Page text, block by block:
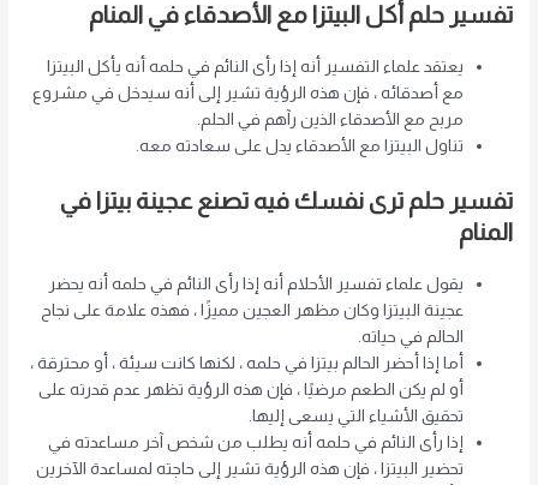
تفسير حلم أكل البيتزا مع الأصدقاء في المنام
يعتقد علماء التفسير أنه إذا رأى النائم في حلمه أنه يأكل البيتزا
مع أصدقائه ، فإن هذه الرؤية تشير إلى أنه سيدخل في مشروع
مربح مع الأصدقاء الذين رآهم في الحلم.
تناول البيتزا مع الأصدقاء يدل على سعادته معه.
تفسير حلم ترى نفسك فيه تصنع عجينة بيتزا في
المنام
يقول علماء تفسير الأحلام أنه إذا رأى النائم في حلمه أنه يحضر
عجينة البيتزا وكان مظهر العجين مميزًا ، فهذه علامة على نجاح
الحالم في حياته.
أما إذا أحضر الحالم بيتزا في حلمه ، لكنها كانت سيئة ، أو محترقة ،
أو لم يكن الطعم مرضيًا ، فإن هذه الرؤية تظهر عدم قدرته على
تحقيق الأشياء التي يسعى إليها.
إذا رأى النائم في حلمه أنه يطلب من شخص آخر مساعدته في
تحضير البيتزا ، فإن هذه الرؤية تشير إلى حاجته لمساعدة الآخرين